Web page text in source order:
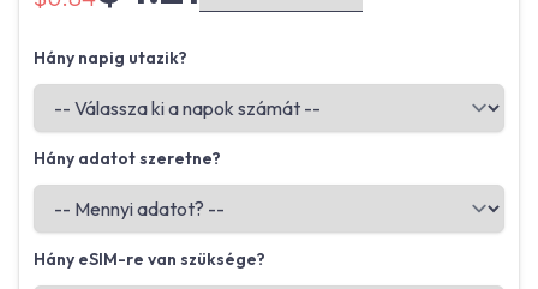
Hány napig utazik?
Hány adatot szeretne?
Hány eSIM-re van szüksége?